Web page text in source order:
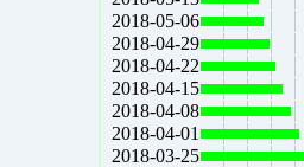
2018-05-06
2018-04-29
2018-04-22
2018-04-15
2018-04-08
2018-04-01
2018-03-25